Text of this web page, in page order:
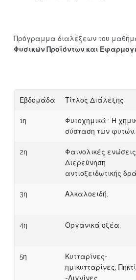
Πρόγραμμα διαλέξεων του
Φυσικών Προϊόντων και
Εβδομάδα Τίτλος Διάλεξης
1η
Φυτοχημικά : Η
σύσταση των φυτών.
2η
Φαινολικές
Διερεύνηση
αντιοξειδωτικής
3η Αλκαλοειδή.
4η Οργανικά οξέα.
5η
Κυτταρίνες-
ημικυτταρίνες,
-Λιγνίνες .